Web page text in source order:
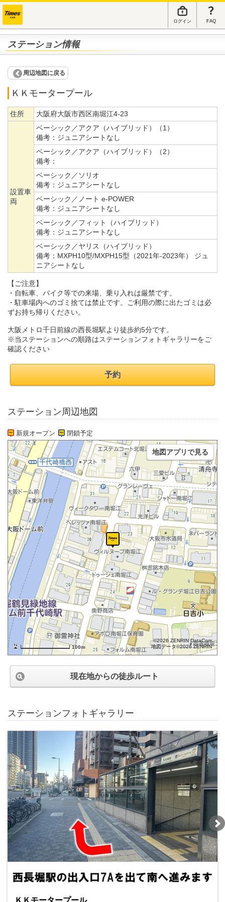
ログイン FAQ
ステーション情報
周辺地図に戻る
ＫＫモータープール
住所 大阪府大阪市西区南堀江4-23
設置車
両
ベーシック／アクア（ハイブリッド）（1）
備考： ジュニアシートなし
ベーシック／アクア（ハイブリッド）（2）
備考：
ベーシック／ソリオ
備考： ジュニアシートなし
ベーシック／ノート e-POWER
備考： ジュニアシートなし
ベーシック／フィット（ハイブリッド）
備考： ジュニアシートなし
ベーシック／ヤリス（ハイブリッド）
備考： MXPH10型/MXPH15型（2021年-2023年） ジュ
ニアシートなし
【ご注意】
・自転車、バイク等での来場、乗り入れは厳禁です。
・駐車場内へのゴミ捨ては禁止です。ご利用の際に出たゴミは必
ずお持ち帰りください。
大阪メトロ千日前線の西長堀駅より徒歩約5分です。
※当ステーションへの順路はステーションフォトギャラリーをご
確認ください
予約
ステーション周辺地図
新規オープン 閉鎖予定
100m
©2026 ZENRIN DataCom
地図データ©2026 ZENRIN
地図アプリで見る
現在地からの徒歩ルート
ステーションフォトギャラリー
ＫＫモータープール